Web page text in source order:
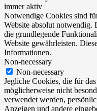
immer aktiv
Notwendige Cookies sind
Website absolut notwendig.
die grundlegende
Website gewährleisten.
Informationen.
Non-necessary
Non-necessary
Jegliche Cookies, die für
möglicherweise nicht
verwendet werden,
Anzeigen und andere